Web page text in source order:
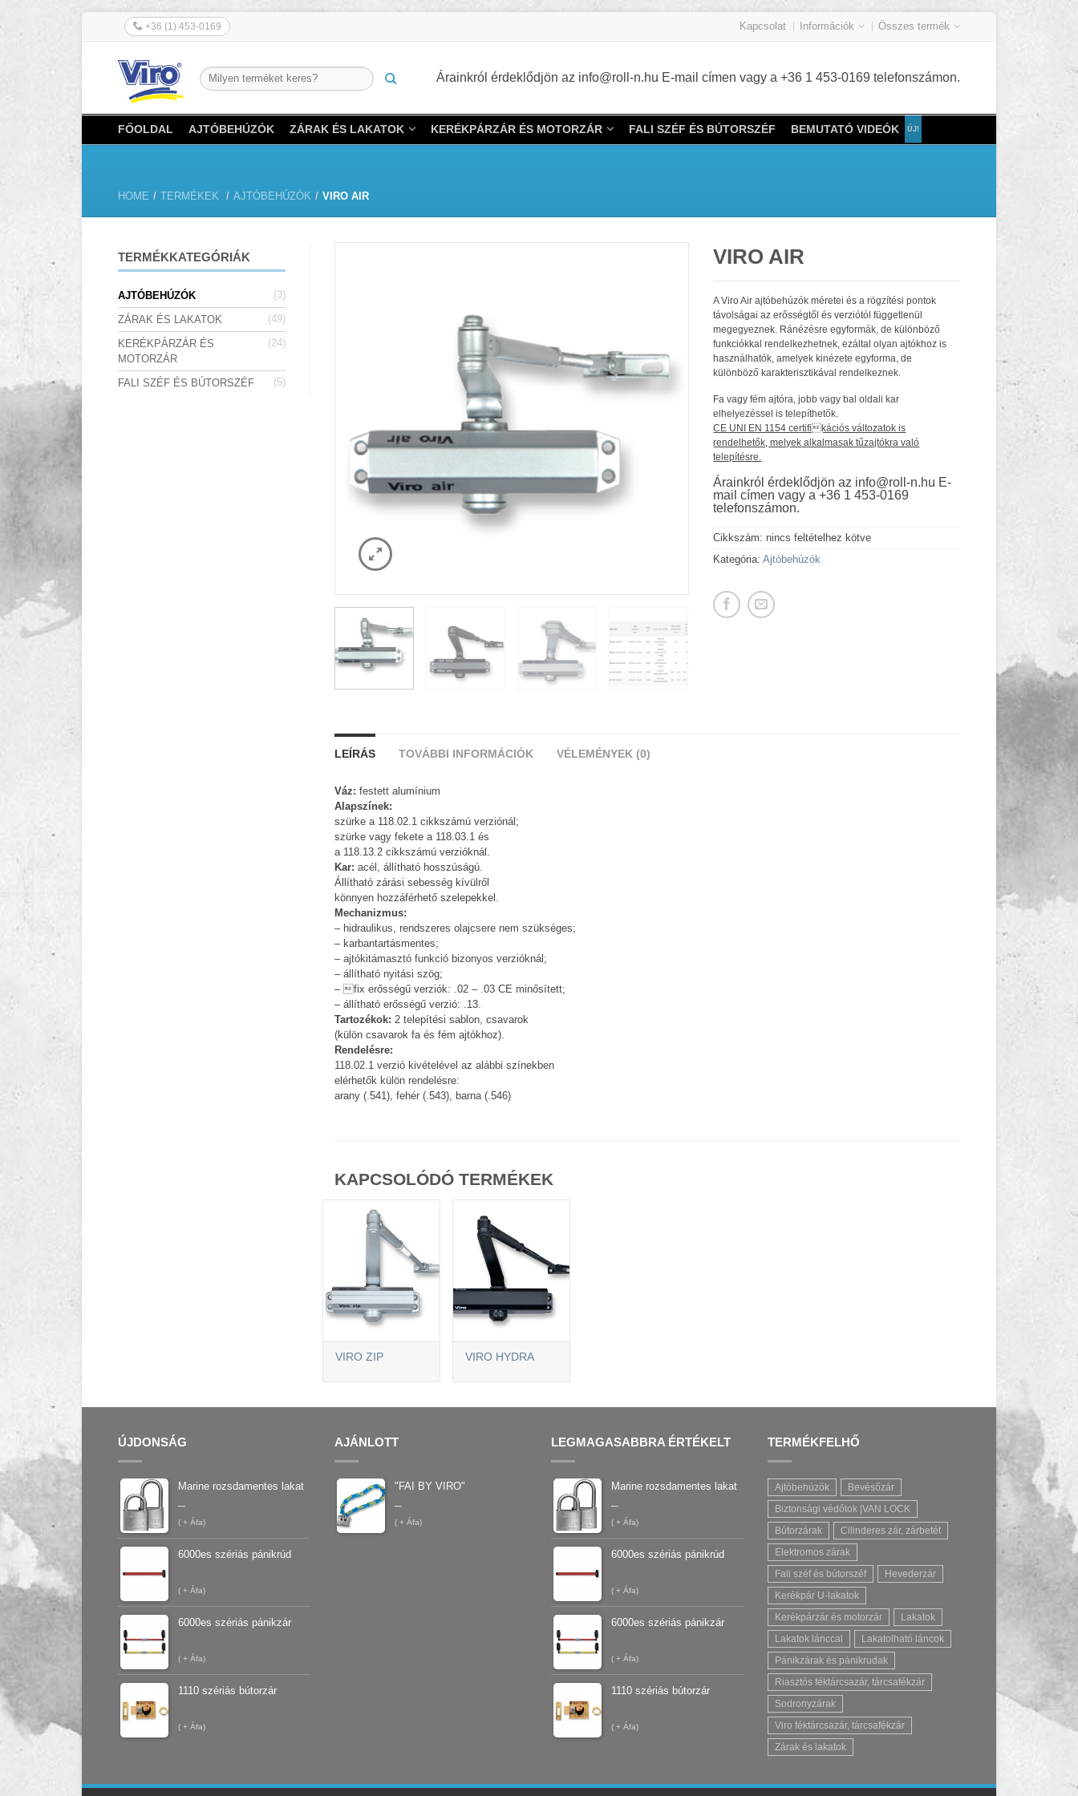
+36 (1) 453-0169 Kapcsolat Információk Összes termék
Árainkról érdeklődjön az info@roll-n.hu E-mail címen vagy a +36 1 453-0169 telefonszámon.
FŐOLDAL AJTÓBEHÚZÓK ZÁRAK ÉS LAKATOK KERÉKPÁRZÁR ÉS MOTORZÁR FALI SZÉF ÉS BÚTORSZÉF BEMUTATÓ VIDEÓK
HOME / TERMÉKEK / AJTÓBEHÚZÓK / VIRO AIR
TERMÉKKATEGÓRIÁK
AJTÓBEHÚZÓK (3)
ZÁRAK ÉS LAKATOK (49)
KERÉKPÁRZÁR ÉS
MOTORZÁR
(24)
FALI SZÉF ÉS BÚTORSZÉF (5)
VIRO AIR
A Viro Air ajtóbehúzók méretei és a rögzítési pontok
távolságai az erősségtől és verziótól függetlenül
megegyeznek. Ránézésre egyformák, de különböző
funkciókkal rendelkezhetnek, ezáltal olyan ajtókhoz is
használhatók, amelyek kinézete egyforma, de
különböző karakterisztikával rendelkeznek.
Fa vagy fém ajtóra, jobb vagy bal oldali kar
elhelyezéssel is telepíthetők.
CE UNI EN 1154 certifikációs változatok is
rendelhetők, melyek alkalmasak tűzajtókra való
telepítésre.
Árainkról érdeklődjön az info@roll-n.hu E-
mail címen vagy a +36 1 453-0169
telefonszámon.
Cikkszám: nincs feltételhez kötve
Kategória:Ajtóbehúzók
LEÍRÁS TOVÁBBI INFORMÁCIÓK VÉLEMÉNYEK (0)
Váz: festett alumínium
Alapszínek:
szürke a 118.02.1 cikkszámú verziónál;
szürke vagy fekete a 118.03.1 és
a 118.13.2 cikkszámú verzióknál.
Kar: acél, állítható hosszúságú.
Állítható zárási sebesség kívülről
könnyen hozzáférhető szelepekkel.
Mechanizmus:
– hidraulikus, rendszeres olajcsere nem szükséges;
– karbantartásmentes;
– ajtókitámasztó funkció bizonyos verzióknál;
– állítható nyitási szög;
– fix erősségű verziók: .02 – .03 CE minősített;
– állítható erősségű verzió: .13.
Tartozékok: 2 telepítési sablon, csavarok
(külön csavarok fa és fém ajtókhoz).
Rendelésre:
118.02.1 verzió kivételével az alábbi színekben
elérhetők külön rendelésre:
arany (.541), fehér (.543), barna (.546)
KAPCSOLÓDÓ TERMÉKEK
VIRO ZIP VIRO HYDRA
ÚJDONSÁG
Marine rozsdamentes lakat
–
( + Áfa)
6000es szériás pánikrúd
( + Áfa)
6000es szériás pánikzár
( + Áfa)
1110 szériás bútorzár
( + Áfa)
AJÁNLOTT
"FAI BY VIRO"
–
( + Áfa)
LEGMAGASABBRA ÉRTÉKELT
Marine rozsdamentes lakat
–
( + Áfa)
6000es szériás pánikrúd
( + Áfa)
6000es szériás pánikzár
( + Áfa)
1110 szériás bútorzár
( + Áfa)
TERMÉKFELHŐ
Ajtóbehúzók
Bevésőzár
Biztonsági védőtok |VAN LOCK
Bútorzárak
Cilinderes zár, zárbetét
Elektromos zárak
Fali széf és bútorszéf
Hevederzár
Kerékpár U-lakatok
Kerékpárzár és motorzár
Lakatok
Lakatok lánccal
Lakatolható láncok
Pánikzárak és pánikrudak
Riasztós féktárcsazár, tárcsafékzár
Sodronyzárak
Viro féktárcsazár, tárcsafékzár
Zárak és lakatok